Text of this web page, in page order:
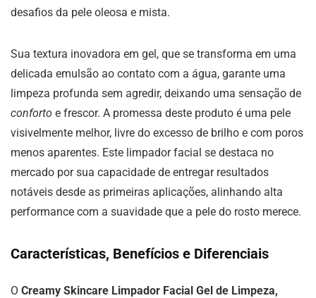
desafios da pele oleosa e mista.
Sua textura inovadora em gel, que se transforma em uma
delicada emulsão ao contato com a água, garante uma
limpeza profunda sem agredir, deixando uma sensação de
conforto e frescor. A promessa deste produto é uma pele
visivelmente melhor, livre do excesso de brilho e com poros
menos aparentes. Este limpador facial se destaca no
mercado por sua capacidade de entregar resultados
notáveis desde as primeiras aplicações, alinhando alta
performance com a suavidade que a pele do rosto merece.
Características, Benefícios e Diferenciais
O Creamy Skincare Limpador Facial Gel de Limpeza,